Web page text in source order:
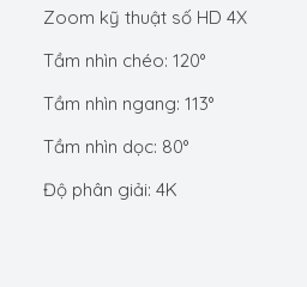
Zoom kỹ thuật số HD 4X
Tầm nhìn chéo: 120°
Tầm nhìn ngang: 113°
Tầm nhìn dọc: 80°
Độ phân giải: 4K